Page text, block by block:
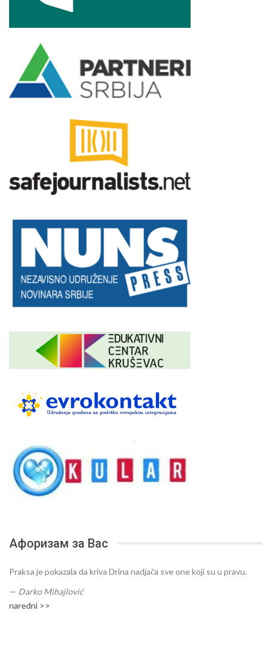
Афоризам за Вас
Praksa je pokazala da kriva Drina nadjača sve one koji su u pravu.
— Darko Mihajlović
naredni >>